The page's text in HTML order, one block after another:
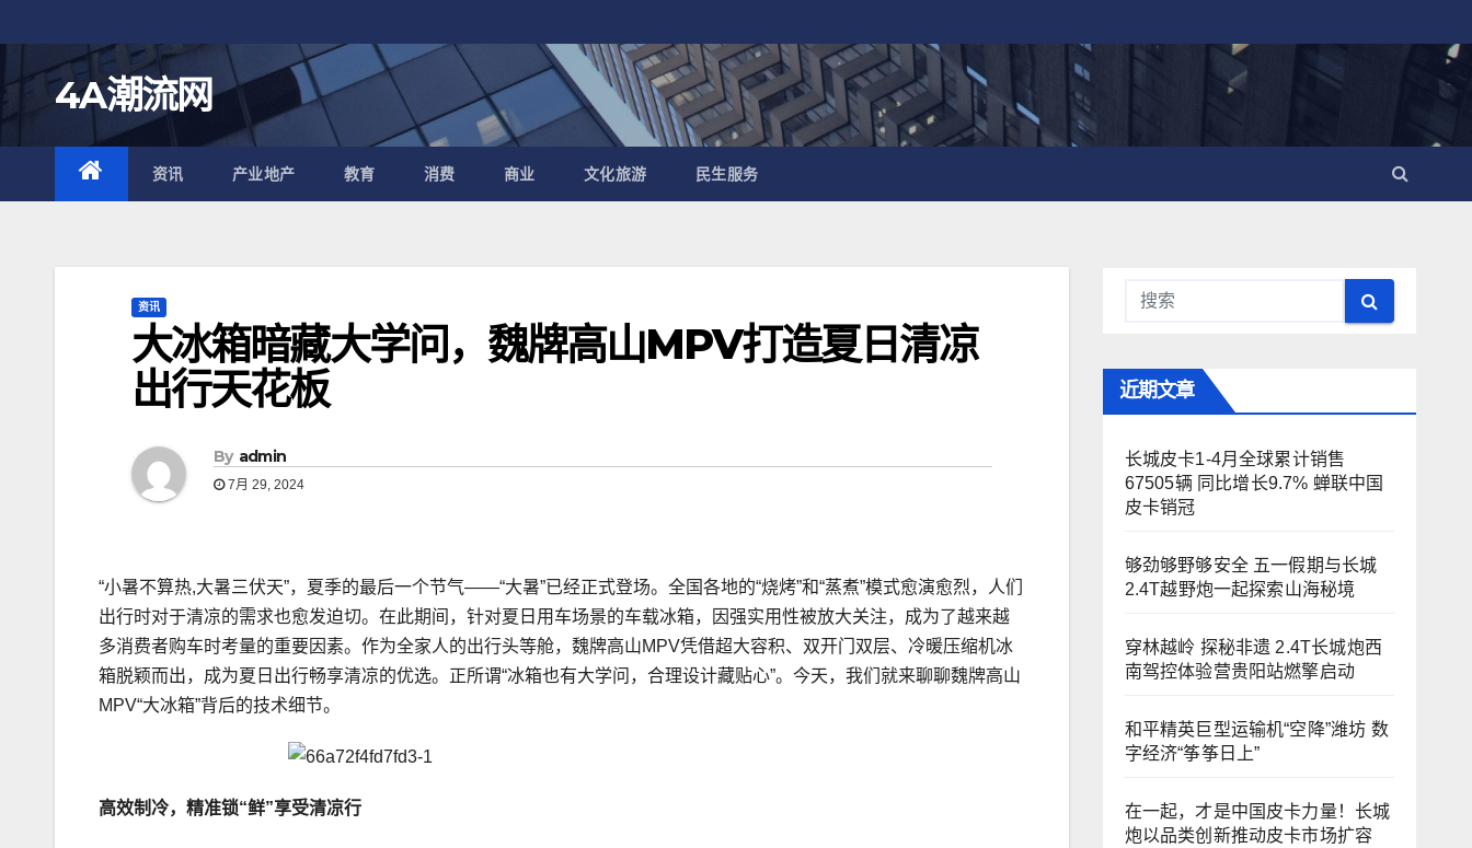
至
内
容
4A潮流网
资讯 产业地产 教育 消费 商业 文化旅游 民生服务
资讯
大冰箱暗藏大学问，魏牌高山MPV打造夏日清凉
出行天花板
By admin
7月 29, 2024
“小暑不算热,大暑三伏天”，夏季的最后一个节气——“大暑”已经正式登场。全国各地的“烧烤”和“蒸煮”模式愈演愈烈，人们
出行时对于清凉的需求也愈发迫切。在此期间，针对夏日用车场景的车载冰箱，因强实用性被放大关注，成为了越来越
多消费者购车时考量的重要因素。作为全家人的出行头等舱，魏牌高山MPV凭借超大容积、双开门双层、冷暖压缩机冰
箱脱颖而出，成为夏日出行畅享清凉的优选。正所谓“冰箱也有大学问，合理设计藏贴心”。今天，我们就来聊聊魏牌高山
MPV“大冰箱”背后的技术细节。
高效制冷， 精准锁“鲜”享受清凉行
近期文章
长城皮卡1-4月全球累计销售
67505辆 同比增长9.7% 蝉联中国
皮卡销冠
够劲够野够安全 五一假期与长城
2.4T越野炮一起探索山海秘境
穿林越岭 探秘非遗 2.4T长城炮西
南驾控体验营贵阳站燃擎启动
和平精英巨型运输机“空降”潍坊 数
字经济“筝筝日上”
在一起，才是中国皮卡力量！长城
炮以品类创新推动皮卡市场扩容